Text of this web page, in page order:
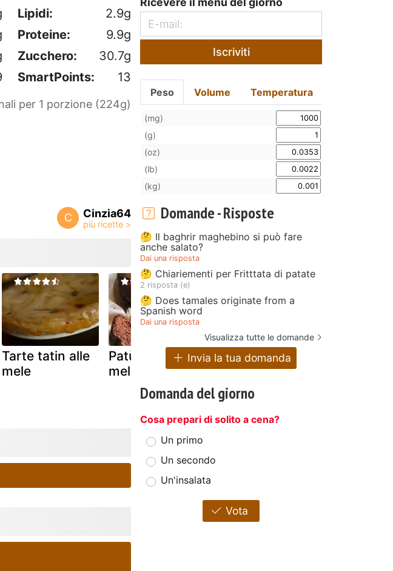
Lipidi:
2.9g
Proteine:
9.9g
Zucchero:
30.7g
SmartPoints: 13
per 1 porzione (224g)
C Cinzia64
Tarte tatin alle
mele
Patùna con le
mele
Pancakes alle
mele senza
zucchero
aggiunto
Iscriviti
Peso Volume Temperatura
(mg)
(g)
(oz)
(lb)
(kg)
Domande - Risposte
🤔 Il baghrir maghebino si può fare
anche salato?
Dai una risposta
🤔 Chiariementi per Fritttata di patate
2 risposta (e)
🤔 Does tamales originate from a
Spanish word
Dai una risposta
Visualizza tutte le domande
Invia la tua domanda
Domanda del giorno
Cosa prepari di solito a cena?
Un primo
Un secondo
Un'insalata
Vota